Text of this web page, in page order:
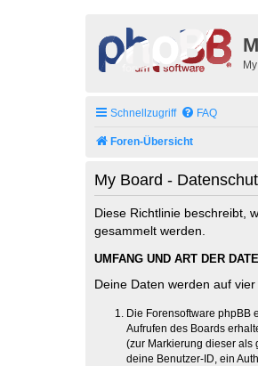
Schnellzugriff FAQ
Foren-Übersicht
My Board -
Diese Richtlinie beschreibt,
gesammelt werden.
UMFANG UND ART DER
Deine Daten werden auf
Die Forensoftware phpBB
Aufrufen des Boards
(zur Markierung dieser als
deine Benutzer-ID, ein